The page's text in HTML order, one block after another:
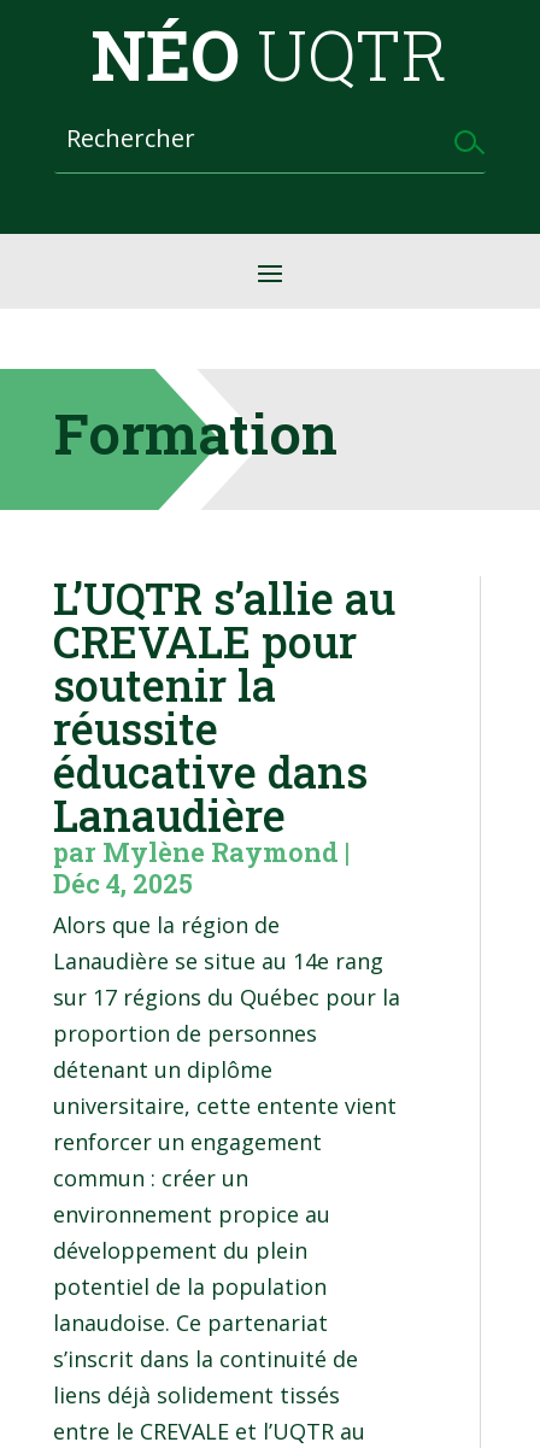
NÉO UQTR
Formation
L’UQTR s’allie au
CREVALE pour
soutenir la
réussite
éducative dans
Lanaudière
par Mylène Raymond |
Déc 4, 2025
Alors que la région de
Lanaudière se situe au 14e rang
sur 17 régions du Québec pour la
proportion de personnes
détenant un diplôme
universitaire, cette entente vient
renforcer un engagement
commun : créer un
environnement propice au
développement du plein
potentiel de la population
lanaudoise. Ce partenariat
s’inscrit dans la continuité de
liens déjà solidement tissés
entre le CREVALE et l’UQTR au